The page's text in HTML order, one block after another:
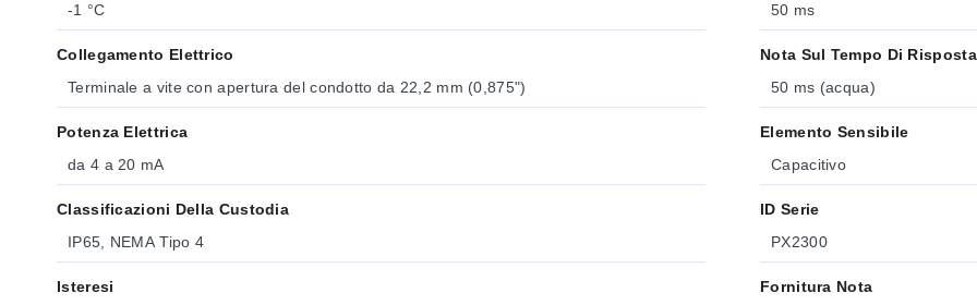
-1 °C
Collegamento Elettrico
Terminale a vite con apertura del condotto da 22,2 mm (0,875")
Potenza Elettrica
da 4 a 20 mA
Classificazioni Della Custodia
IP65, NEMA Tipo 4
Isteresi
50 ms
Nota Sul Tempo Di Risposta
50 ms (acqua)
Elemento Sensibile
Capacitivo
ID Serie
PX2300
Fornitura Nota